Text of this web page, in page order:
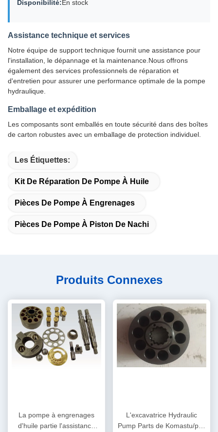
Disponibilité:En stock
Assistance technique et services
Notre équipe de support technique fournit une assistance pour
l'installation, le dépannage et la maintenance.Nous offrons
également des services professionnels de réparation et
d'entretien pour assurer une performance optimale de la pompe
hydraulique.
Emballage et expédition
Les composants sont emballés en toute sécurité dans des boîtes
de carton robustes avec un emballage de protection individuel.
Les Étiquettes:
Kit De Réparation De Pompe À Huile
Pièces De Pompe À Engrenages
Pièces De Pompe À Piston De Nachi
Produits Connexes
La pompe à engrenages
d'huile partie l'assistance
L'excavatrice Hydraulic
Pump Parts de Komastu/plat